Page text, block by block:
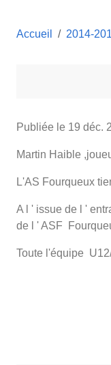
Accueil 2014-
Publiée le 19 déc.
Martin Haible
L'AS Fourqueux
A l ' issue de l '
de l ' ASF
Toute l'équipe